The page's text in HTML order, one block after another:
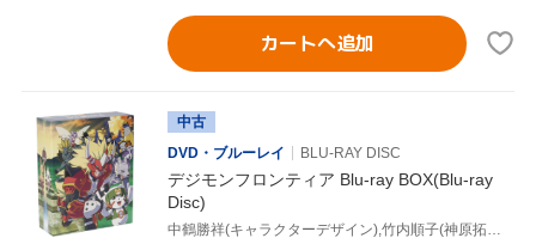
カートへ追加
中古
DVD・ブルーレイ
BLU-RAY DISC
デジモンフロンティア Blu-ray BOX(Blu-ray
Disc)